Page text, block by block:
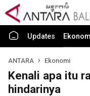
Updates
ANTARA Ekonomi
Kenali apa itu
hindarinya